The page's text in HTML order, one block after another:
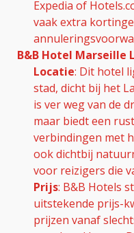
Expedia of
vaak extra
B&B Hotel Marseille
Locatie: Dit hotel
stad, dicht bij het
is ver weg van de
maar biedt een
verbindingen met
ook dichtbij
voor reizigers die
Prijs: B&B Hotels
uitstekende prijs-
prijzen vanaf